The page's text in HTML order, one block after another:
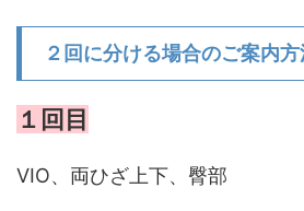
２回に分ける場合のご案内方
１回目
VIO、両ひざ上下、臀部